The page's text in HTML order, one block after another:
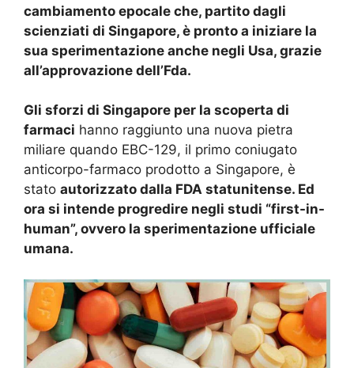
cambiamento epocale che, partito dagli
scienziati di Singapore, è pronto a iniziare la
sua sperimentazione anche negli Usa, grazie
all’approvazione dell’Fda.
Gli sforzi di Singapore per la scoperta di
farmaci hanno raggiunto una nuova pietra
miliare quando EBC-129, il primo coniugato
anticorpo-farmaco prodotto a Singapore, è
stato autorizzato dalla FDA statunitense. Ed
ora si intende progredire negli studi “first-in-
human”, ovvero la sperimentazione ufficiale
umana.